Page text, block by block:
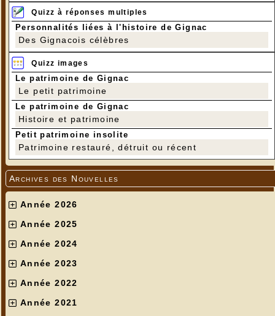
Quizz à réponses multiples
Personnalités liées à l'histoire de Gignac
Des Gignacois célèbres
Quizz images
Le patrimoine de Gignac
Le petit patrimoine
Le patrimoine de Gignac
Histoire et patrimoine
Petit patrimoine insolite
Patrimoine restauré, détruit ou récent
Archives des Nouvelles
Année 2026
Année 2025
Année 2024
Année 2023
Année 2022
Année 2021